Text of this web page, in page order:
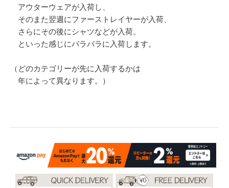
アウターウェアが入荷し、
そのまた翌週にファーストレイヤーが入荷、
さらにその後にシャツなどが入荷。
といった感じにバラバラに入荷します。
（どのカテゴリーが先に入荷するかは
年によって異なります。）